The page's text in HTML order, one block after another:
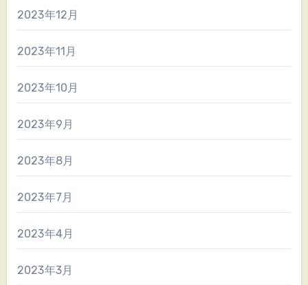
2023年12月
2023年11月
2023年10月
2023年9月
2023年8月
2023年7月
2023年4月
2023年3月